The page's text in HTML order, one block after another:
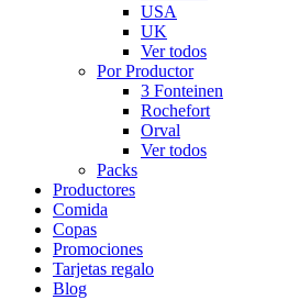
USA
UK
Ver todos
Por Productor
3 Fonteinen
Rochefort
Orval
Ver todos
Packs
Productores
Comida
Copas
Promociones
Tarjetas regalo
Blog